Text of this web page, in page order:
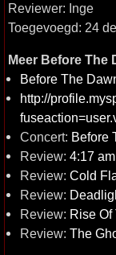
Reviewer: Inge
Toegevoegd: 24
Meer Before The
Before The
http://
Concert: Before
Review: 4:17 am
Review: Cold
Review:
Review: Rise
Review: The